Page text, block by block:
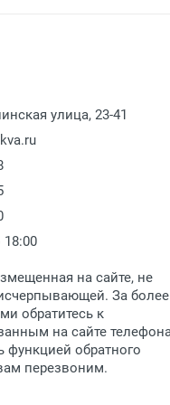
средств на
на карту Сбербанка.
товар в рабочие
того, как заказ
товара при
необходимо
расходов за
Москве
товар по
способ доставки
с
подберем для Вас
улица, 23-41
на сайте, не
За более
обратитесь к
на сайте
функцией обратного
перезвоним.